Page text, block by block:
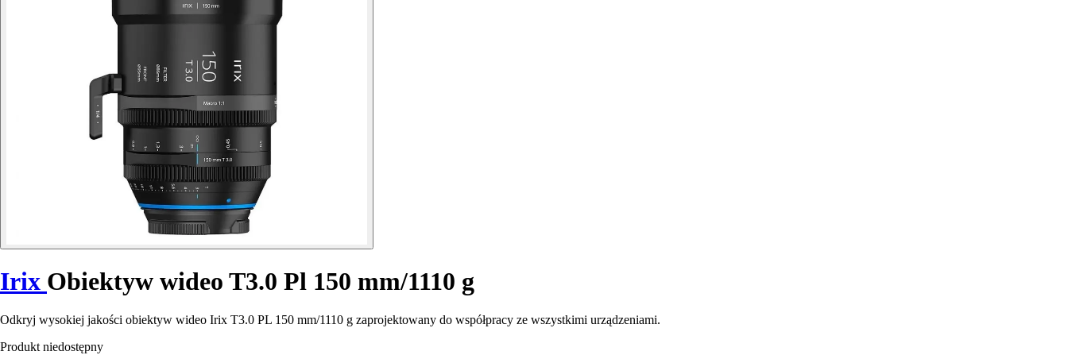
Irix Obiektyw wideo T3.0 Pl 150 mm/1110 g
Odkryj wysokiej jakości obiektyw wideo Irix T3.0 PL 150 mm/1110 g zaprojektowany do współpracy ze wszystkimi urządzeniami.
Produkt niedostępny